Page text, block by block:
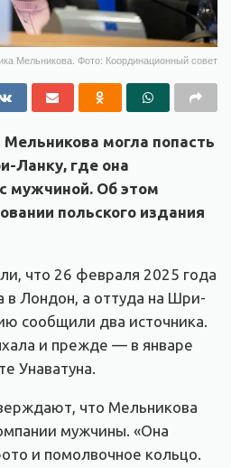
Мельникова. Фото: Координационный совет
могла попасть
Ланку, где она
мужчиной. Об этом
польского издания
что 26 февраля 2025 года
в Лондон, а оттуда на Шри-
сообщили два источника.
и прежде — в январе
Унаватуна.
что Мельникова
мужчины. «Она
и помолвочное кольцо.